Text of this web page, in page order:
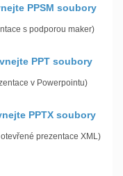
PPSM soubory
s podporou maker)
PPT soubory
v Powerpointu)
PPTX soubory
prezentace XML)